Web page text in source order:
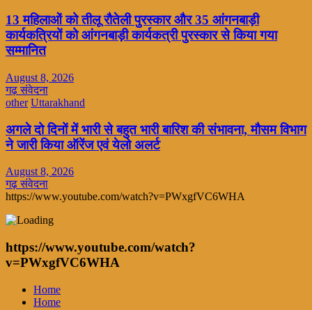
13 महिलाओं को तीलू रौतेली पुरस्कार और 35 आंगनबाड़ी
कार्यकत्रियों को आंगनबाड़ी कार्यकत्री पुरस्कार से किया गया
सम्मानित
August 8, 2026
गढ़ संवेदना
other Uttarakhand
अगले दो दिनों में भारी से बहुत भारी बारिश की संभावना, मौसम विभाग
ने जारी किया ऑरेंज एवं येलो अलर्ट
August 8, 2026
गढ़ संवेदना
https://www.youtube.com/watch?v=PWxgfVC6WHA
https://www.youtube.com/watch?
v=PWxgfVC6WHA
Home
Home